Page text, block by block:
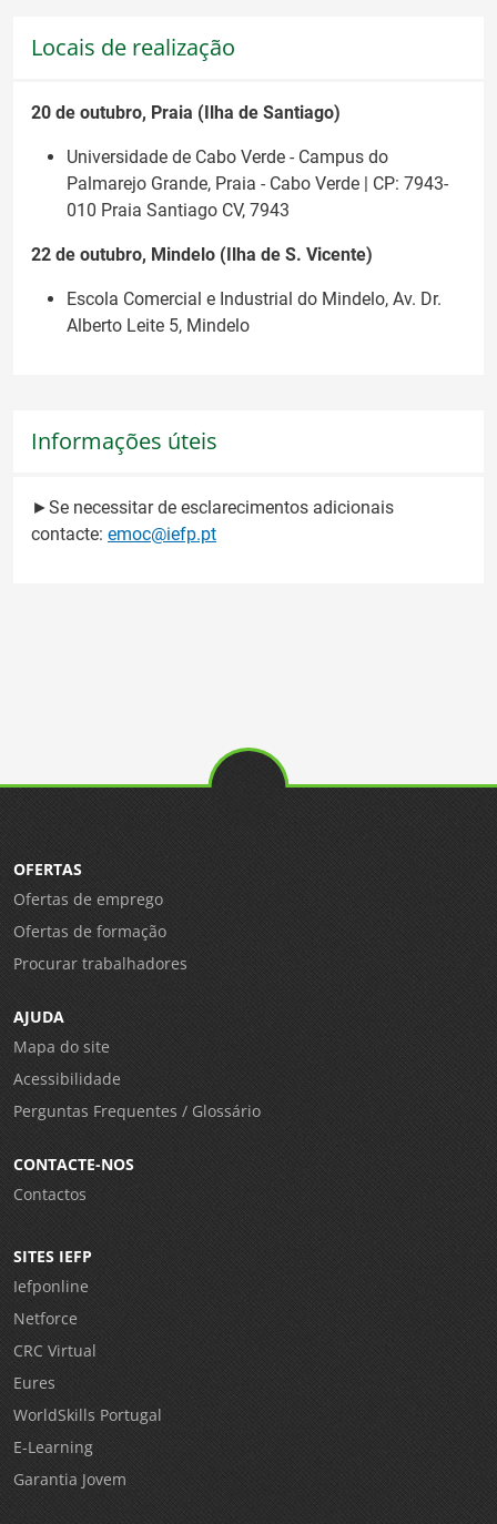
Locais de realização
20 de outubro, Praia (Ilha de Santiago)
Universidade de Cabo Verde - Campus do
Palmarejo Grande, Praia - Cabo Verde | CP: 7943-
010 Praia Santiago CV, 7943
22 de outubro, Mindelo (Ilha de S. Vicente)
Escola Comercial e Industrial do Mindelo, Av. Dr.
Alberto Leite 5, Mindelo
Informações úteis
►Se necessitar de esclarecimentos adicionais
contacte: emoc@iefp.pt
OFERTAS
Ofertas de emprego
Ofertas de formação
Procurar trabalhadores
AJUDA
Mapa do site
Acessibilidade
Perguntas Frequentes / Glossário
CONTACTE-NOS
Contactos
SITES IEFP
Iefponline
Netforce
CRC Virtual
Eures
WorldSkills Portugal
E-Learning
Garantia Jovem